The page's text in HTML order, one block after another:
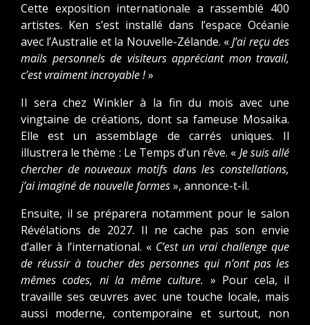
Cette exposition internationale a rassemblé 400
artistes. Ken s’est installé dans l’espace Océanie
avec l’Australie et la Nouvelle-Zélande. «J’ai reçu des
mails personnels de visiteurs appréciant mon travail,
c’est vraiment incroyable !»
Il sera chez Winkler à la fin du mois avec une
vingtaine de créations, dont sa fameuse Mosaika.
Elle est un assemblage de carrés uniques. Il
illustrera le thème : Le Temps d’un rêve. « Je suis allé
chercher de nouveaux motifs dans les constellations,
j’ai imaginé de nouvelle formes», annonce-t-il.
Ensuite, il se préparera notamment pour le salon
Révélations de 2027. Il ne cache pas son envie
d’aller à l’international. « C’est un vrai challenge que
de réussir à toucher des personnes qui n’ont pas les
mêmes codes, ni la même culture. » Pour cela, il
travaille ses œuvres avec une touche locale, mais
aussi moderne, contemporaine et surtout, non